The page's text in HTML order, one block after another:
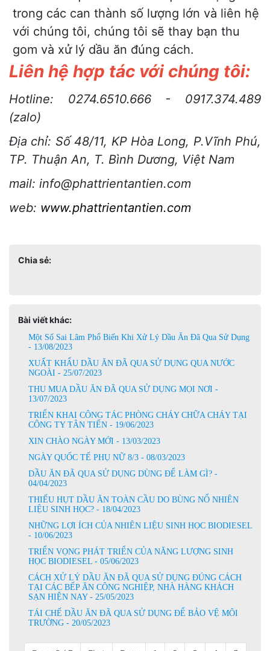
trong các can thành số lượng lớn và liên hệ
với chúng tôi, chúng tôi sẽ thay bạn thu
gom và xử lý dầu ăn đúng cách.
Liên hệ hợp tác với chúng tôi:
Hotline: 0274.6510.666 - 0917.374.489
(zalo)
Địa chỉ: Số 48/11, KP Hòa Long, P.Vĩnh Phú,
TP. Thuận An, T. Bình Dương, Việt Nam
mail: info@phattrientantien.com
web: www.phattrientantien.com
Chia sẻ:
Bài viết khác:
Một Số Sai Lâm Phổ Biến Khi Xử Lý Dầu Ăn Đã Qua Sử Dụng
- 13/08/2023
XUẤT KHẨU DẦU ĂN ĐÃ QUA SỬ DỤNG QUA NƯỚC
NGOÀI - 25/07/2023
THU MUA DẦU ĂN ĐÃ QUA SỬ DỤNG MỌI NƠI -
13/07/2023
TRIỂN KHAI CÔNG TÁC PHÒNG CHÁY CHỮA CHÁY TẠI
CÔNG TY TÂN TIẾN - 19/06/2023
XIN CHÀO NGÀY MỚI - 13/03/2023
NGÀY QUỐC TẾ PHỤ NỮ 8/3 - 08/03/2023
DẦU ĂN ĐÃ QUA SỬ DỤNG DÙNG ĐỂ LÀM GÌ? -
04/04/2023
THIẾU HỤT DẦU ĂN TOÀN CẦU DO BÙNG NỔ NHIÊN
LIỆU SINH HỌC? - 18/04/2023
NHỮNG LỢI ÍCH CỦA NHIÊN LIỆU SINH HỌC BIODIESEL
- 10/06/2023
TRIỂN VỌNG PHÁT TRIỂN CỦA NĂNG LƯỢNG SINH
HỌC BIODIESEL - 05/06/2023
CÁCH XỬ LÝ DẦU ĂN ĐÃ QUA SỬ DỤNG ĐÚNG CÁCH
TẠI CÁC BẾP ĂN CÔNG NGHIỆP, NHÀ HÀNG KHÁCH
SẠN HIỆN NAY - 25/05/2023
TÁI CHẾ DẦU ĂN ĐÃ QUA SỬ DỤNG ĐỂ BẢO VỆ MÔI
TRƯỜNG - 20/05/2023